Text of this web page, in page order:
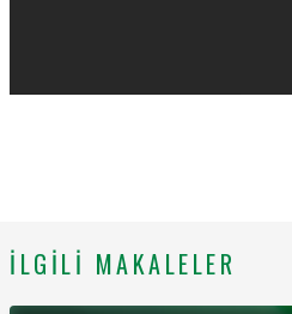
İLGILI MAKALELER